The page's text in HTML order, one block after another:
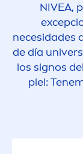
NIVEA,
necesidades
de día
los signos
piel: